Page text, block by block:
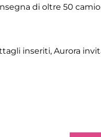
di oltre 50
inseriti, Aurora